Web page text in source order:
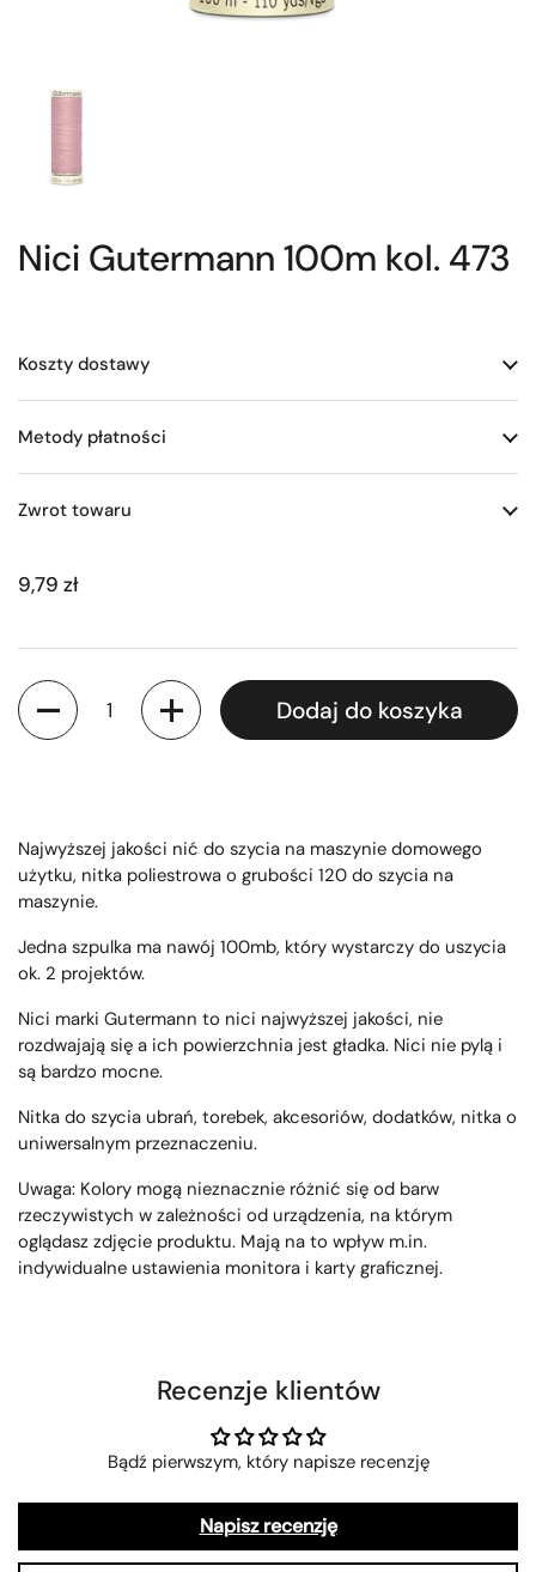
Nici Gutermann 100m kol. 473
Koszty dostawy
Metody płatności
Zwrot towaru
9,79 zł
Ilość
Dodaj do koszyka
Najwyższej jakości nić do szycia na maszynie domowego
użytku, nitka poliestrowa o grubości 120 do szycia na
maszynie.
Jedna szpulka ma nawój 100mb, który wystarczy do uszycia
ok. 2 projektów.
Nici marki Gutermann to nici najwyższej jakości, nie
rozdwajają się a ich powierzchnia jest gładka. Nici nie pylą i
są bardzo mocne.
Nitka do szycia ubrań, torebek, akcesoriów, dodatków, nitka o
uniwersalnym przeznaczeniu.
Uwaga: Kolory mogą nieznacznie różnić się od barw
rzeczywistych w zależności od urządzenia, na którym
oglądasz zdjęcie produktu. Mają na to wpływ m.in.
indywidualne ustawienia monitora i karty graficznej.
Recenzje klientów
Bądź pierwszym, który napisze recenzję
Napisz recenzję